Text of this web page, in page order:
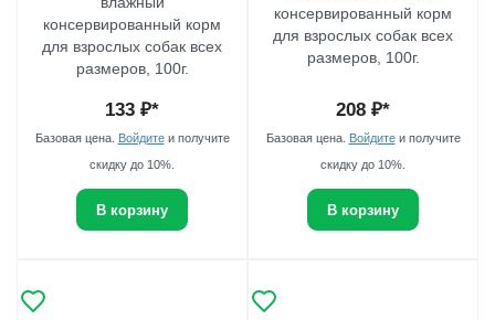
консервированный корм
для взрослых собак всех
размеров, 100г.
133 ₽*
Базовая цена. Войдитеи получите
скидку до 10%.
В корзину
консервированный корм
для взрослых собак всех
размеров, 100г.
208 ₽*
Базовая цена. Войдитеи получите
скидку до 10%.
В корзину